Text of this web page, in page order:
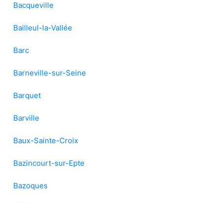
Bacqueville
Bailleul-la-Vallée
Barc
Barneville-sur-Seine
Barquet
Barville
Baux-Sainte-Croix
Bazincourt-sur-Epte
Bazoques